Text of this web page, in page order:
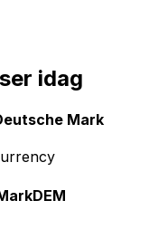
idag
Mark
DEM